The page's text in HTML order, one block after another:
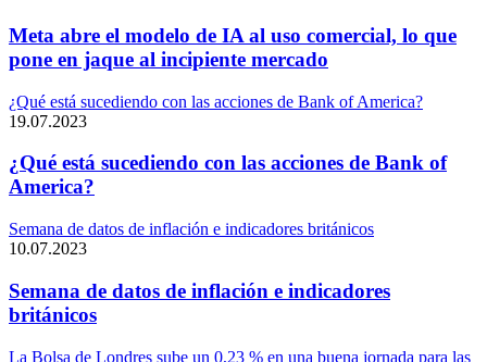
Meta abre el modelo de IA al uso comercial, lo que
pone en jaque al incipiente mercado
¿Qué está sucediendo con las acciones de Bank of America?
19.07.2023
¿Qué está sucediendo con las acciones de Bank of
America?
Semana de datos de inflación e indicadores británicos
10.07.2023
Semana de datos de inflación e indicadores
británicos
La Bolsa de Londres sube un 0,23 % en una buena jornada para las